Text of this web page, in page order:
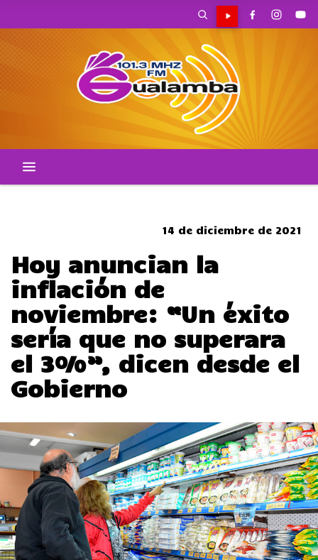
14 de diciembre de 2021
Hoy anuncian la
inflación de
noviembre: “Un éxito
sería que no superara
el 3%”, dicen desde el
Gobierno